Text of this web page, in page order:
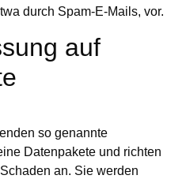
durch Spam-E-Mails, vor.
auf
so genannte
Datenpakete und richten
an. Sie werden